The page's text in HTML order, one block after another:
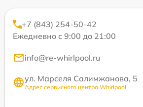
+7 (843) 254-50-42
Ежедневно с 9:00 до 21:00
info@re-whirlpool.ru
ул. Марселя Салимжанова, 5
Адрес сервисного центра Whirlpool